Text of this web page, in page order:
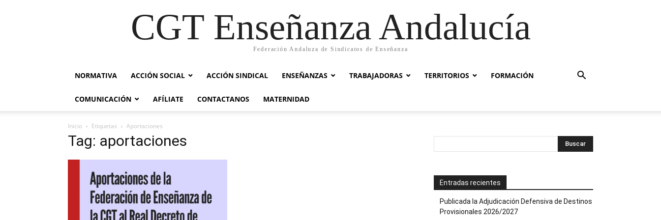
CGT Enseñanza Andalucía
Federación Andaluza de Sindicatos de Enseñanza
NORMATIVA ACCIÓN SOCIAL ACCIÓN SINDICAL ENSEÑANZAS TRABAJADORAS TERRITORIOS FORMACIÓN
COMUNICACIÓN AFÍLIATE CONTACTANOS MATERNIDAD
Inicio Etiquetas Aportaciones
Tag: aportaciones
Entradas recientes
Publicada la Adjudicación Defensiva de Destinos
Provisionales 2026/2027